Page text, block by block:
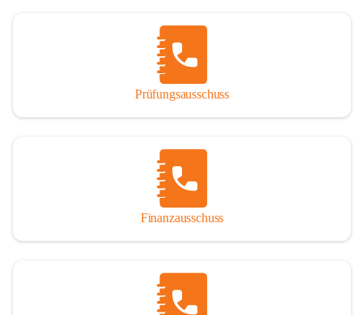
Prüfungsausschuss
Finanzausschuss